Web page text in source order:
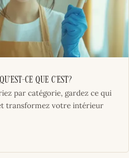
ce que c’est?
par catégorie, gardez ce qui
transformez votre intérieur